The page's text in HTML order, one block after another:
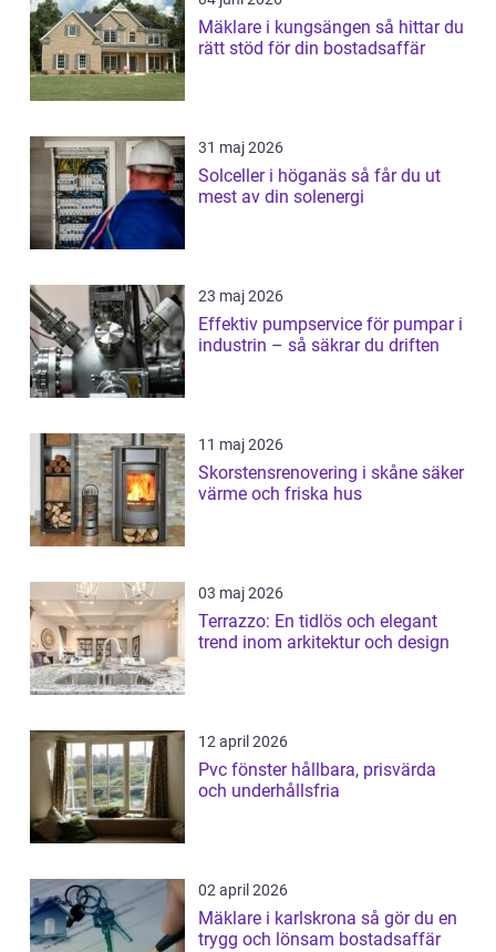
Mäklare i kungsängen så hittar du
rätt stöd för din bostadsaffär
31 maj 2026
Solceller i höganäs så får du ut
mest av din solenergi
23 maj 2026
Effektiv pumpservice för pumpar i
industrin – så säkrar du driften
11 maj 2026
Skorstensrenovering i skåne säker
värme och friska hus
03 maj 2026
Terrazzo: En tidlös och elegant
trend inom arkitektur och design
12 april 2026
Pvc fönster hållbara, prisvärda
och underhållsfria
02 april 2026
Mäklare i karlskrona så gör du en
trygg och lönsam bostadsaffär